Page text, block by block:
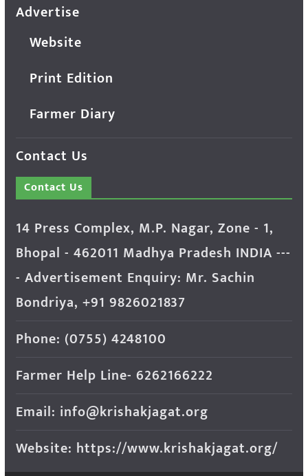
Advertise
Website
Print Edition
Farmer Diary
Contact Us
Contact Us
14 Press Complex, M.P. Nagar, Zone - 1,
Bhopal - 462011 Madhya Pradesh INDIA ---
- Advertisement Enquiry: Mr. Sachin
Bondriya, +91 9826021837
Phone: (0755) 4248100
Farmer Help Line- 6262166222
Email: info@krishakjagat.org
Website: https://www.krishakjagat.org/